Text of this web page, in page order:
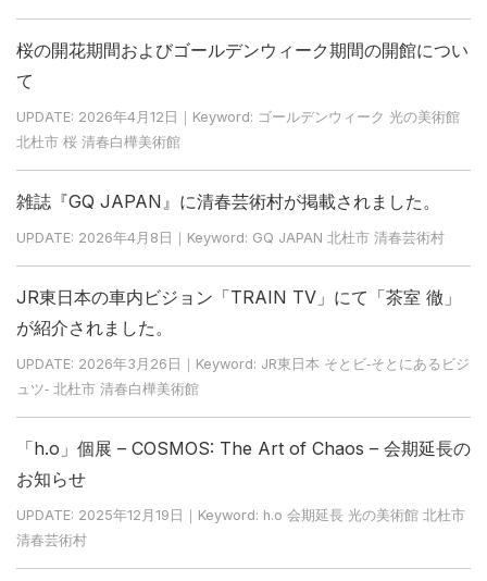
桜の開花期間およびゴールデンウィーク期間の開館につい
て
UPDATE: 2026年4月12日｜Keyword: ゴールデンウィーク 光の美術館
北杜市 桜 清春白樺美術館
雑誌『GQ JAPAN』に清春芸術村が掲載されました。
UPDATE: 2026年4月8日｜Keyword: GQ JAPAN 北杜市 清春芸術村
JR東日本の車内ビジョン「TRAIN TV」にて「茶室 徹」
が紹介されました。
UPDATE: 2026年3月26日｜Keyword: JR東日本 そとビ‐そとにあるビジ
ュツ‐ 北杜市 清春白樺美術館
「h.o」個展 – COSMOS: The Art of Chaos – 会期延長の
お知らせ
UPDATE: 2025年12月19日｜Keyword: h.o 会期延長 光の美術館 北杜市
清春芸術村